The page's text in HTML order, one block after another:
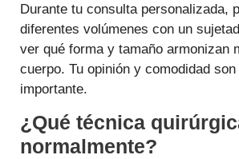
Durante tu consulta personalizada,
diferentes volúmenes con un
ver qué forma y tamaño armonizan
cuerpo. Tu opinión y comodidad
importante.
¿Qué técnica
normalmente?